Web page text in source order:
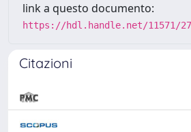
link a questo documento:
https://hdl.handle.net/11571/
Citazioni